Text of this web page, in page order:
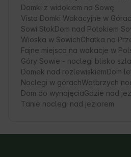
Domki z widokiem na Sowę
Vista Domki Wakacyjne w
Sowi StokDom nad Potokiem
Wioska w SowichChatka na
Fajne miejsca na wakacje w
Góry Sowie - noclegi blisko
Domek nad rozlewiskiemDom
Noclegi w górachWałbrzych
Dom do wynajęciaGdzie nad
Tanie noclegi nad jeziorem